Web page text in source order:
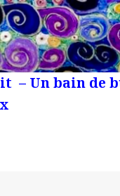
– Un bain de